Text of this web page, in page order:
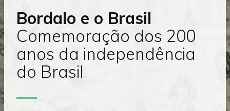
conteúdoBordalo e o Brasil
Comemoração dos 200
anos da independência
do Brasil